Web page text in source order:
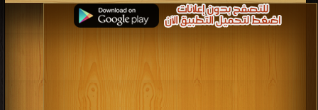
كتب 1966
كتب 1965 كتب 1964
كتب 1963
كتب 1962
كتب 1961 كتب 1960
كتب 1959
كتب 1957
كتب 1952
كتب 1951